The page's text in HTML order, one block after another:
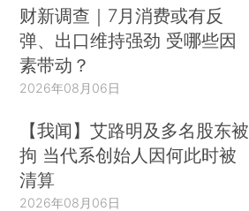
财新调查｜7月消费或有反
弹、出口维持强劲 受哪些因
素带动？
2026年08月06日
【我闻】艾路明及多名股东被
拘 当代系创始人因何此时被
清算
2026年08月06日